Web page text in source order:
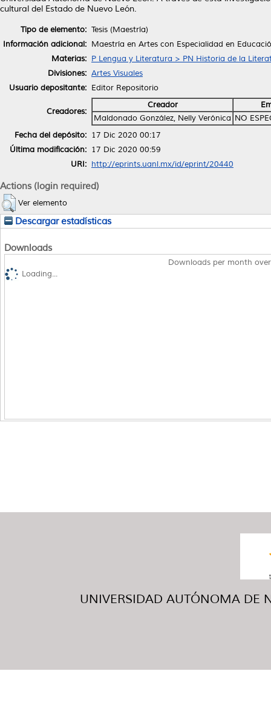
cultural del Estado de Nuevo León.
Tipo de elemento: Tesis (Maestría)
Información adicional: Maestría en Artes con Especialidad en
Materias: P Lengua y Literatura > PN Historia de la
Divisiones: Artes Visuales
Usuario depositante: Editor Repositorio
Creadores:
Creador
Maldonado González, Nelly Verónica NO
Fecha del depósito: 17 Dic 2020 00:17
Última modificación: 17 Dic 2020 00:59
URI: http://eprints.uanl.mx/id/eprint/20440
Actions (login required)
Ver elemento
Descargar estadísticas
Downloads
Downloads per month
Loading...
UNIVERSIDAD AUTÓNOMA DE